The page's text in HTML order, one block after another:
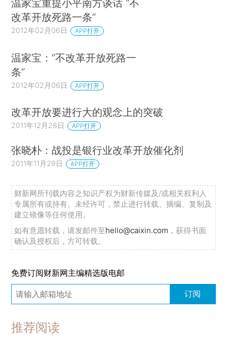
温家宝重提小平南方谈话 “不
改革开放死路一条”
2012年02月06日 APP打开
温家宝：“不改革开放死路一
条”
2012年02月06日 APP打开
改革开放要进行大的观念上的突破
2011年12月28日 APP打开
张晓朴：战投是银行业改革开放催化剂
2011年11月29日 APP打开
财新网所刊载内容之知识产权为财新传媒及/或相关权利人
专属所有或持有。未经许可，禁止进行转载、摘编、复制及
建立镜像等任何使用。
如有意愿转载，请发邮件至hello@caixin.com ，获得书面
确认及授权后，方可转载。
免费订阅财新网主编精选版电邮
订阅
推荐阅读